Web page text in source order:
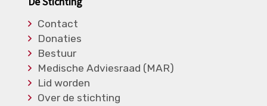
Contact
Donaties
Bestuur
Medische Adviesraad (MAR)
Lid worden
Over de stichting